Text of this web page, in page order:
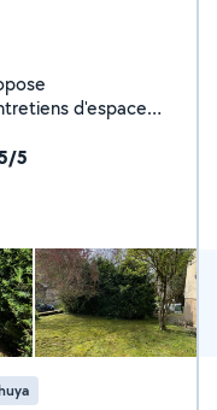
d'espace
J'agis
Montbéliard.
5